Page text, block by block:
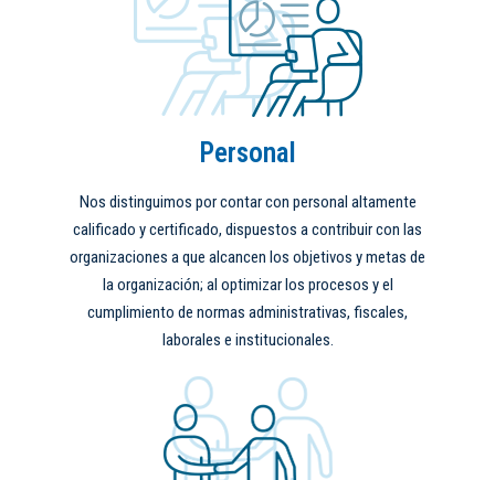
Personal
Nos distinguimos por contar con personal altamente
calificado y certificado, dispuestos a contribuir con las
organizaciones a que alcancen los objetivos y metas de
la organización; al optimizar los procesos y el
cumplimiento de normas administrativas, fiscales,
laborales e institucionales.